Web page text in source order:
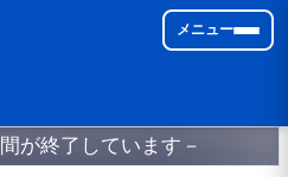
メニュー
が終了しています－